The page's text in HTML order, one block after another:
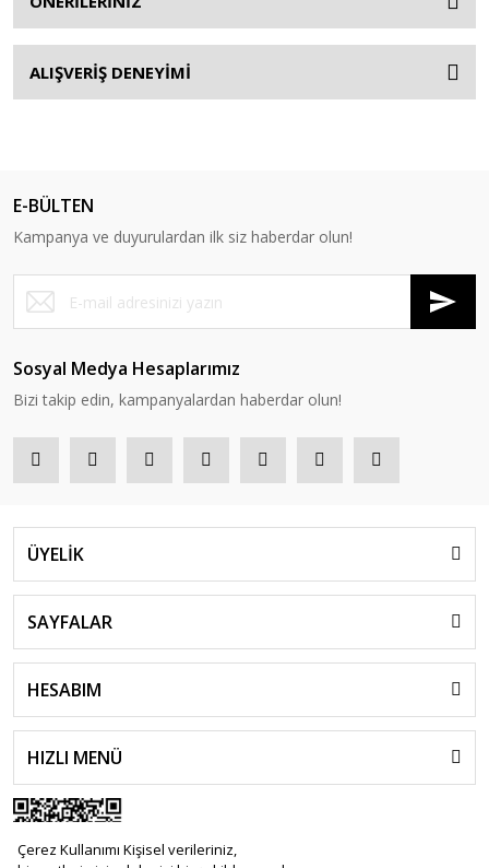
Çerez Kullanımı Kişisel verileriniz,
ALIŞVERİŞ DENEYİMİ
E-BÜLTEN
Kampanya ve duyurulardan ilk siz haberdar olun!
Sosyal Medya Hesaplarımız
Bizi takip edin, kampanyalardan haberdar olun!
ÜYELİK
SAYFALAR
HESABIM
HIZLI MENÜ